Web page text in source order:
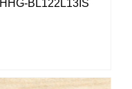
HHG-BL122L13IS